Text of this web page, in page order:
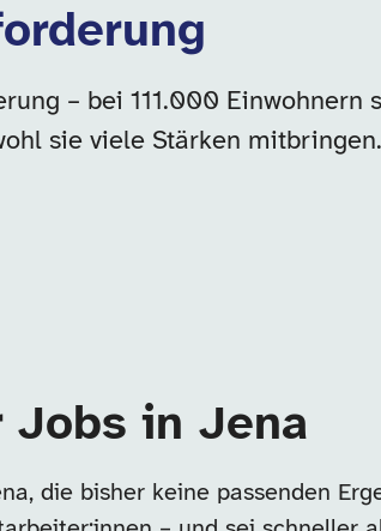
– bei 111.000 Einwohnern
sie viele Stärken mitbringen.
Jobs in Jena
die bisher keine passenden